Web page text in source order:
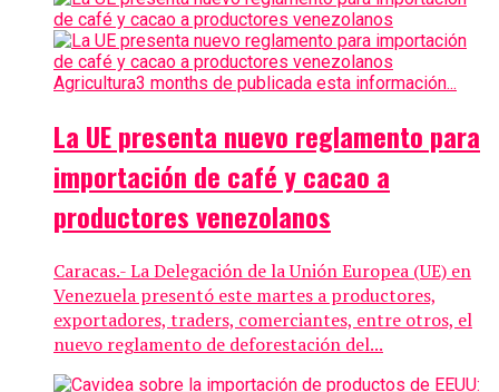
Agricultura3 months de publicada esta información...
La UE presenta nuevo reglamento para
importación de café y cacao a
productores venezolanos
Caracas.- La Delegación de la Unión Europea (UE) en
Venezuela presentó este martes a productores,
exportadores, traders, comerciantes, entre otros, el
nuevo reglamento de deforestación del...